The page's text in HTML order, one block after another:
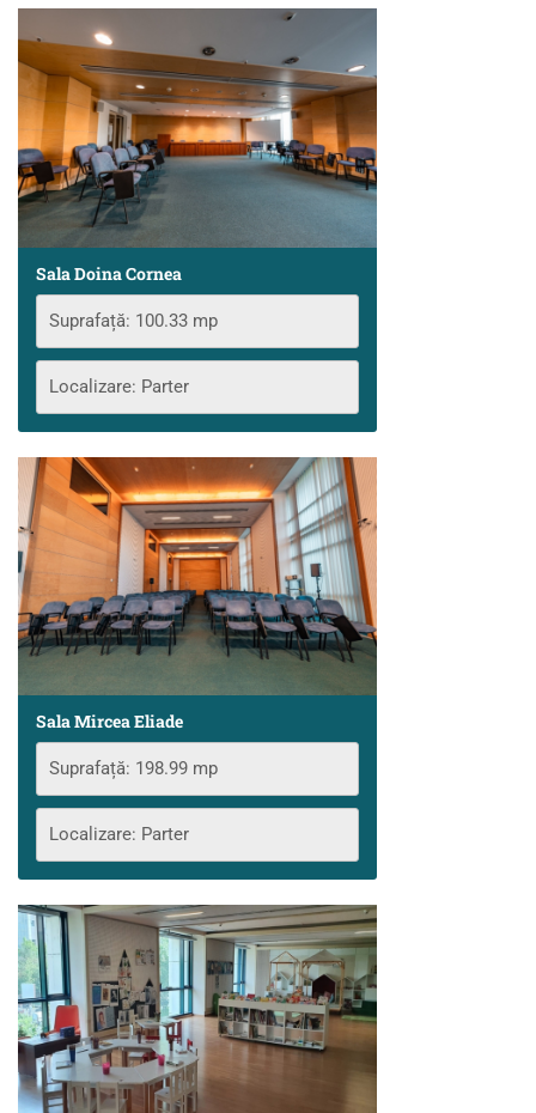
Sala Doina Cornea
Suprafață: 100.33 mp
Localizare: Parter
Sala Mircea Eliade
Suprafață: 198.99 mp
Localizare: Parter